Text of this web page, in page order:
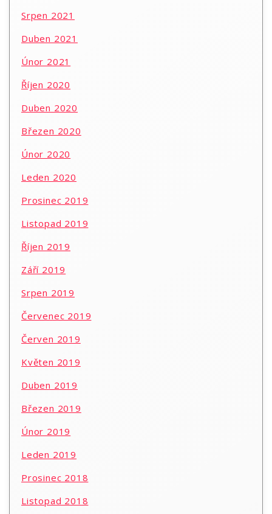
Srpen 2021
Duben 2021
Únor 2021
Říjen 2020
Duben 2020
Březen 2020
Únor 2020
Leden 2020
Prosinec 2019
Listopad 2019
Říjen 2019
Září 2019
Srpen 2019
Červenec 2019
Červen 2019
Květen 2019
Duben 2019
Březen 2019
Únor 2019
Leden 2019
Prosinec 2018
Listopad 2018